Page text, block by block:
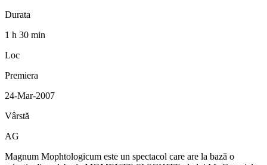
Durata
1 h 30 min
Loc
Premiera
24-Mar-2007
Vârstă
AG
Magnum Mophtologicum este un spectacol care are la bază o